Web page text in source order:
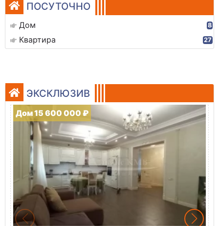
ПОСУТОЧНО
Дом 8
Квартира 27
ЭКСКЛЮЗИВ
Дом 15 600 000 ₽